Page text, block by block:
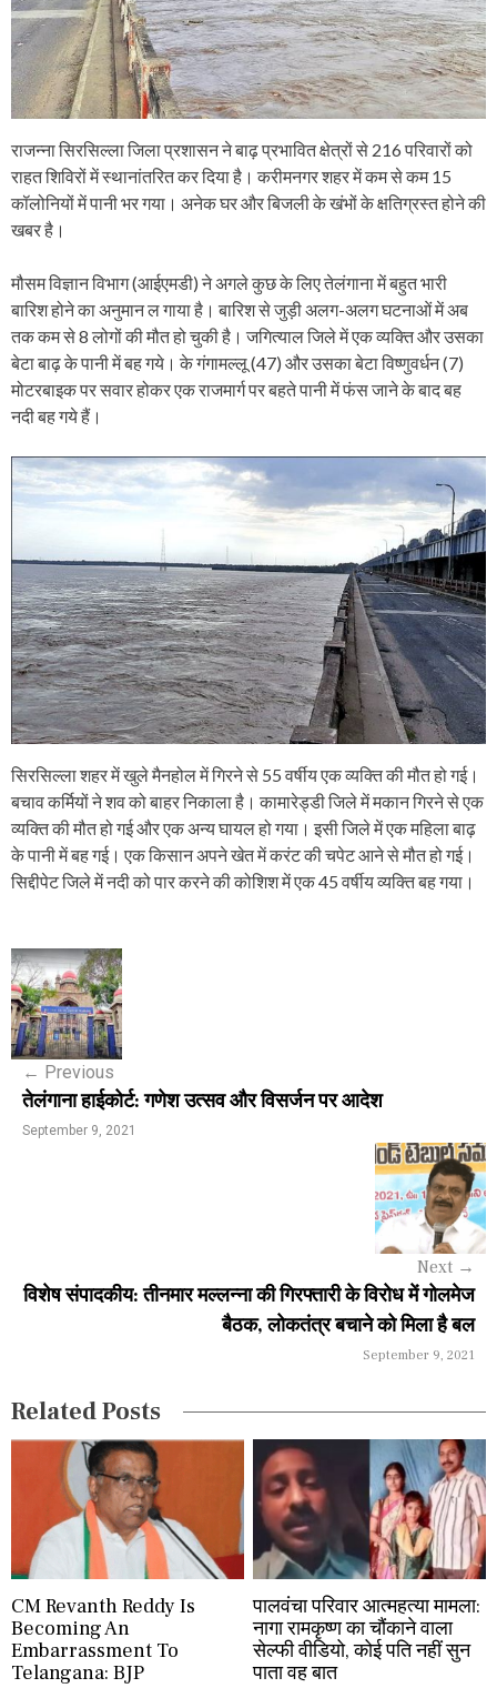
राजन्ना सिरसिल्ला जिला प्रशासन ने बाढ़ प्रभावित क्षेत्रों से 216 परिवारों को
राहत शिविरों में स्थानांतरित कर दिया है। करीमनगर शहर में कम से कम 15
कॉलोनियों में पानी भर गया। अनेक घर और बिजली के खंभों के क्षतिग्रस्त होने की
खबर है।
मौसम विज्ञान विभाग (आईएमडी) ने अगले कुछ के लिए तेलंगाना में बहुत भारी
बारिश होने का अनुमान ल गाया है। बारिश से जुड़ी अलग-अलग घटनाओं में अब
तक कम से 8 लोगों की मौत हो चुकी है। जगित्याल जिले में एक व्यक्ति और उसका
बेटा बाढ़ के पानी में बह गये। के गंगामल्लू (47) और उसका बेटा विष्णुवर्धन (7)
मोटरबाइक पर सवार होकर एक राजमार्ग पर बहते पानी में फंस जाने के बाद बह
नदी बह गये हैं।
सिरसिल्ला शहर में खुले मैनहोल में गिरने से 55 वर्षीय एक व्यक्ति की मौत हो गई।
बचाव कर्मियों ने शव को बाहर निकाला है। कामारेड्डी जिले में मकान गिरने से एक
व्यक्ति की मौत हो गई और एक अन्य घायल हो गया। इसी जिले में एक महिला बाढ़
के पानी में बह गई। एक किसान अपने खेत में करंट की चपेट आने से मौत हो गई।
सिद्दीपेट जिले में नदी को पार करने की कोशिश में एक 45 वर्षीय व्यक्ति बह गया।
P
o
s
n
g
i
o
← Previous
तेलंगाना हाईकोर्ट: गणेश उत्सव और विसर्जन पर आदेश
September 9, 2021
Next →
विशेष संपादकीय: तीनमार मल्लन्ना की गिरफ्तारी के विरोध में गोलमेज
बैठक, लोकतंत्र बचाने को मिला है बल
September 9, 2021
Related Posts
CM Revanth Reddy Is
Becoming An
Embarrassment To
Telangana: BJP
पालवंचा परिवार आत्महत्या मामला:
नागा रामकृष्ण का चौंकाने वाला
सेल्फी वीडियो, कोई पति नहीं सुन
पाता वह बात